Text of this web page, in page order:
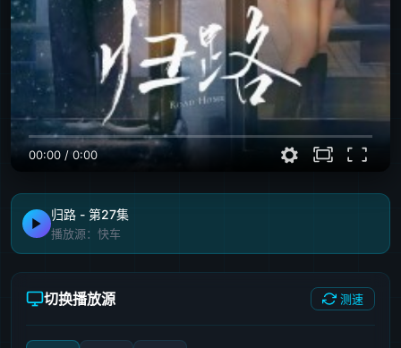
00:00 / 0:00
归路 - 第27集
播放源：快车
切换播放源 测速